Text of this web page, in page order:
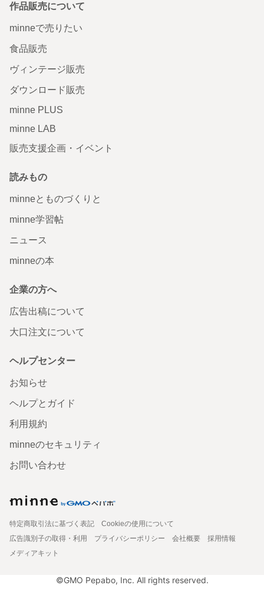
作品販売について
minneで売りたい
食品販売
ヴィンテージ販売
ダウンロード販売
minne PLUS
minne LAB
販売支援企画・イベント
読みもの
minneとものづくりと
minne学習帖
ニュース
minneの本
企業の方へ
広告出稿について
大口注文について
ヘルプセンター
お知らせ
ヘルプとガイド
利用規約
minneのセキュリティ
お問い合わせ
特定商取引法に基づく表記
Cookieの使用について
広告識別子の取得・利用
プライバシーポリシー 会社概要
採用情報
メディアキット
©GMO Pepabo, Inc. All rights reserved.